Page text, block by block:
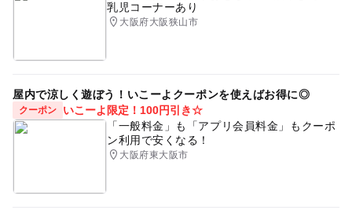
乳児コーナーあり
大阪府大阪狭山市
屋内で涼しく遊ぼう！いこーよクーポンを使えばお得に◎
クーポン
いこーよ限定！100円引き☆
「一般料金」も「アプリ会員料金」もクーポ
ン利用で安くなる！
大阪府東大阪市